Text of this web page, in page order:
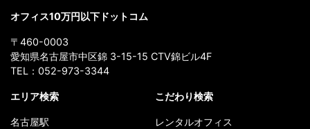
オフィス10万円以下ドットコム
〒460-0003
愛知県名古屋市中区錦 3-15-15 CTV錦ビル4F
TEL： 052-973-3344
エリア検索
名古屋駅
こだわり検索
レンタルオフィス